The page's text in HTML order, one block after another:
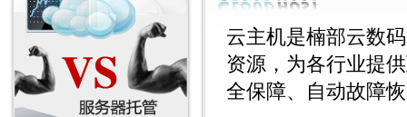
云主机是楠部云数
资源，为各行业提
全保障、自动故障